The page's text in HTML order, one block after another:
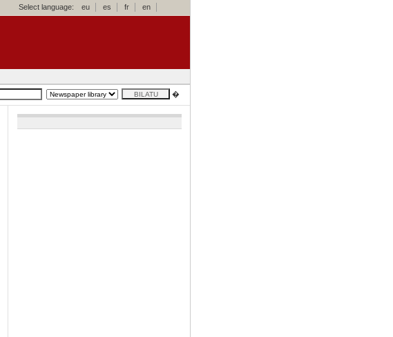
Select language: eu es fr en
�